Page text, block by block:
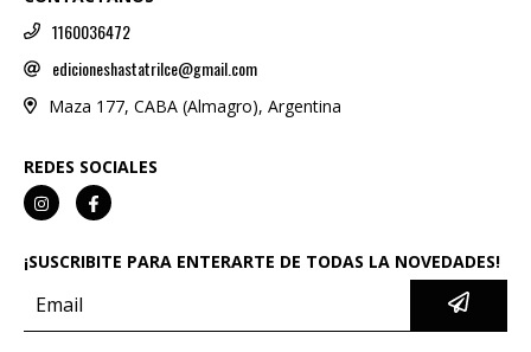
1160036472
edicioneshastatrilce@gmail.com
Maza 177, CABA (Almagro), Argentina
REDES SOCIALES
¡SUSCRIBITE PARA ENTERARTE DE TODAS LA NOVEDADES!